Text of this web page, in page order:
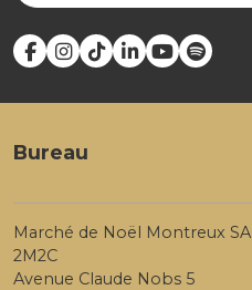
Bureau
Marché de Noël Montreux SA
2M2C
Avenue Claude Nobs 5